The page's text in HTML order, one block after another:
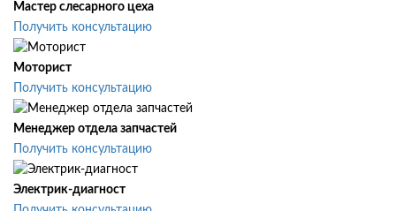
Мастер слесарного цеха
Получить консультацию
Моторист
Получить консультацию
Менеджер отдела запчастей
Получить консультацию
Электрик-диагност